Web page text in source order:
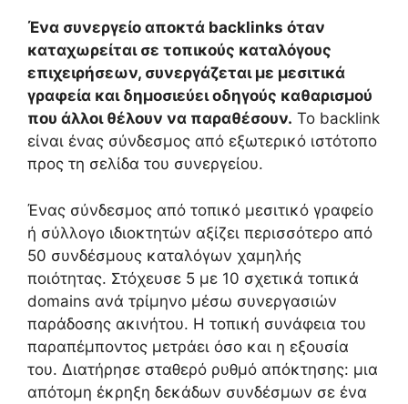
Ένα συνεργείο αποκτά backlinks όταν
καταχωρείται σε τοπικούς καταλόγους
επιχειρήσεων, συνεργάζεται με μεσιτικά
γραφεία και δημοσιεύει οδηγούς καθαρισμού
που άλλοι θέλουν να παραθέσουν. Το backlink
είναι ένας σύνδεσμος από εξωτερικό ιστότοπο
προς τη σελίδα του συνεργείου.
Ένας σύνδεσμος από τοπικό μεσιτικό γραφείο
ή σύλλογο ιδιοκτητών αξίζει περισσότερο από
50 συνδέσμους καταλόγων χαμηλής
ποιότητας. Στόχευσε 5 με 10 σχετικά τοπικά
domains ανά τρίμηνο μέσω συνεργασιών
παράδοσης ακινήτου. Η τοπική συνάφεια του
παραπέμποντος μετράει όσο και η εξουσία
του. Διατήρησε σταθερό ρυθμό απόκτησης: μια
απότομη έκρηξη δεκάδων συνδέσμων σε ένα